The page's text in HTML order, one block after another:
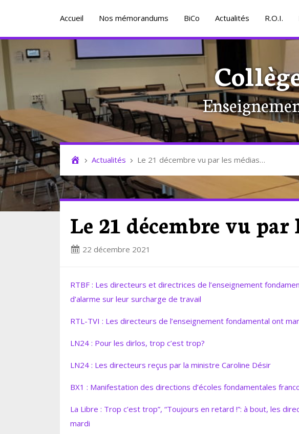
Accueil Nos mémorandums BiCo Actualités R.O.I.
Actualités Le 21 décembre vu par les médias…
Le 21 décembre vu par
22 décembre 2021
RTBF : Les directeurs et directrices de l’enseignement
d’alarme sur leur surcharge de travail
RTL-TVI : Les directeurs de l’enseignement fondamental ont
LN24 : Pour les dirlos, trop c’est trop?
LN24 : Les directeurs reçus par la ministre Caroline Désir
BX1 : Manifestation des directions d’écoles fondamentales
La Libre : Trop c’est trop”, “Toujours en retard !”: à bout, les
mardi